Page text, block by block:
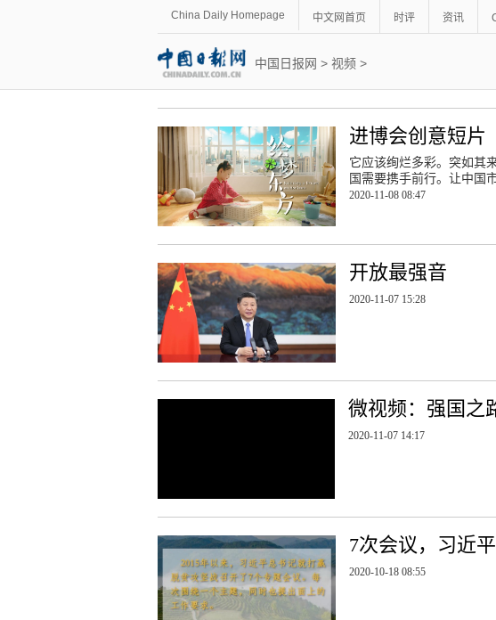
China Daily Homepage 中文网首页 时评 资讯
中国日报网 > 视频>
进博会创意短片
它应该绚烂多彩。突如其
国需要携手前行。让中国
2020-11-08 08:47
开放最强音
2020-11-07 15:28
微视频：强国之
2020-11-07 14:17
7次会议，习近
2020-10-18 08:55